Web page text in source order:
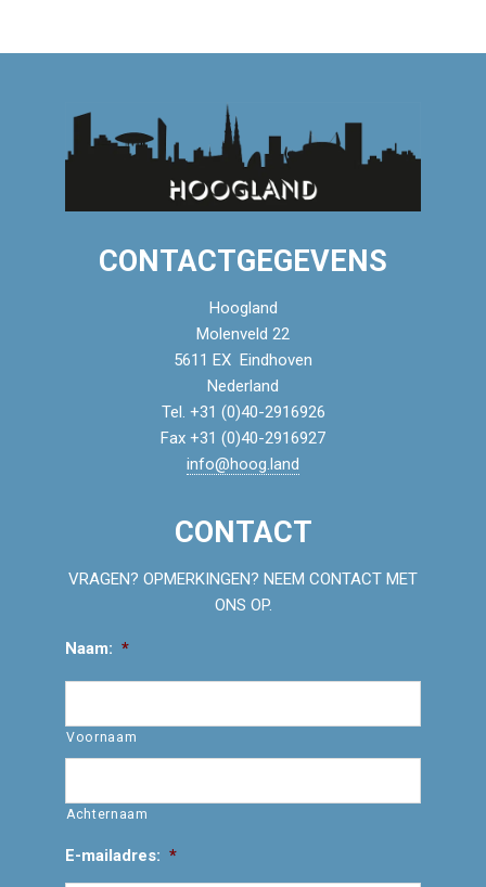
CONTACTGEGEVENS
Hoogland
Molenveld 22
5611 EX Eindhoven
Nederland
Tel. +31 (0)40-2916926
Fax +31 (0)40-2916927
info@hoog.land
CONTACT
VRAGEN? OPMERKINGEN? NEEM CONTACT MET
ONS OP.
Naam: *
Voornaam
Achternaam
E-mailadres: *